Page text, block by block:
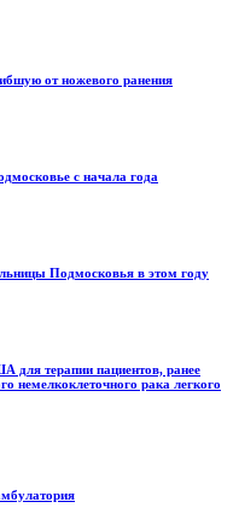
от ножевого ранения
с начала года
Подмосковья в этом году
для терапии пациентов, ранее
немелкоклеточного рака легкого